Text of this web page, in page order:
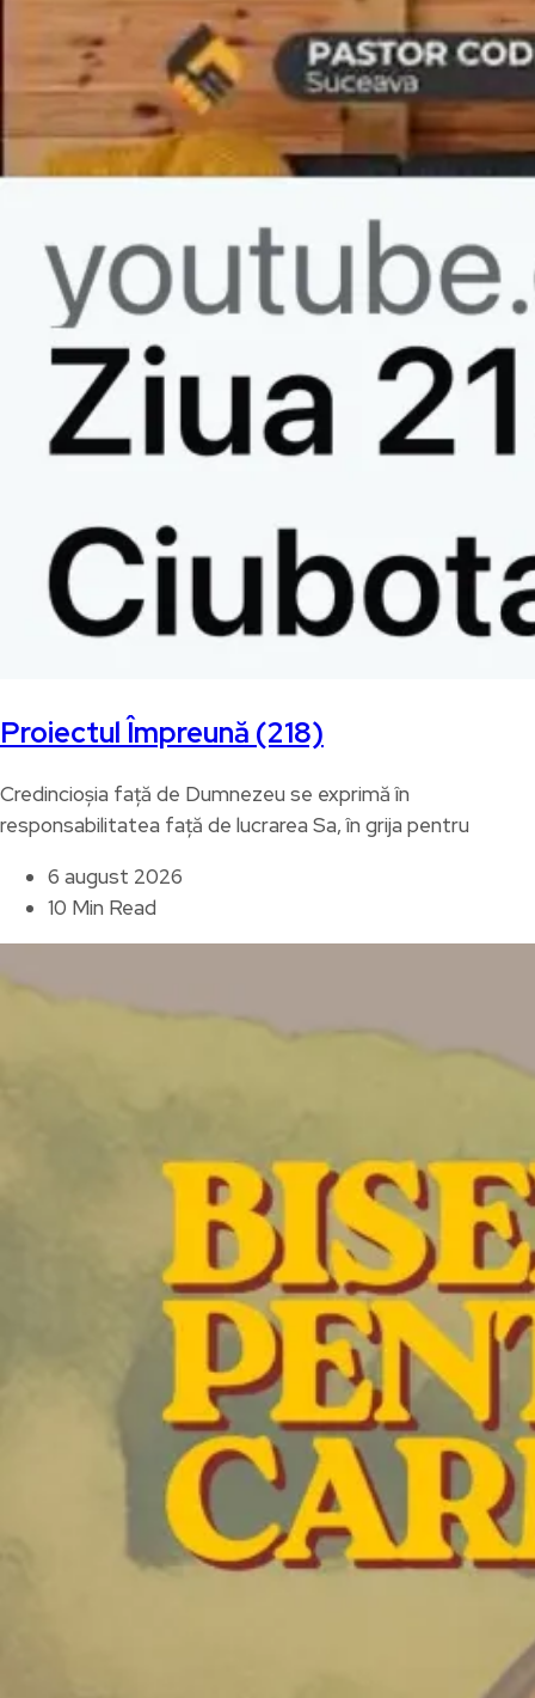
Proiectul Împreună (218)
Credincioșia față de Dumnezeu se exprimă în
responsabilitatea față de lucrarea Sa, în grija pentru
6 august 2026
10 Min Read